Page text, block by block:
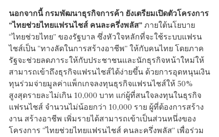
นอกจากนี้ กรมพัฒนาธุรกิจการค้า ยังเตรียมเปิดตัวโครงการ
“ไทยช่วยไทยแฟรนไชส์ คนละครึ่งพลัส” ภายใต้นโยบาย
“ไทยช่วยไทย” ของรัฐบาล ซึ่งหัวใจหลักที่จะใช้ระบบแฟรน
ไชส์เป็น “ทางลัดในการสร้างอาชีพ” ให้กับคนไทย โดยภาค
รัฐจะช่วยลดภาระให้กับประชาชนและนักธุรกิจหน้าใหม่ให้
สามารถเข้าถึงธุรกิจแฟรนไชส์ได้ง่ายขึ้น ด้วยการอุดหนุนเงิน
ทุนร่วมจ่ายมูลค่าแพ็กเกจลงทุนธุรกิจแฟรนไชส์ให้ 50%
สูงสุดรายละไม่เกิน 10,000 บาท แก่ผู้ที่สนใจลงทุนในธุรกิจ
แฟรนไชส์ จำนวนไม่น้อยกว่า 10,000 ราย ผู้ที่ต้องการสร้าง
งาน สร้างอาชีพ เพิ่มรายได้สามารถเข้าเป็นส่วนหนึ่งของ
โครงการ “ไทยช่วยไทยแฟรนไชส์ คนละครึ่งพลัส” เพื่อร่วม